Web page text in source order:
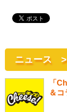
ニュース >
「
＆コ